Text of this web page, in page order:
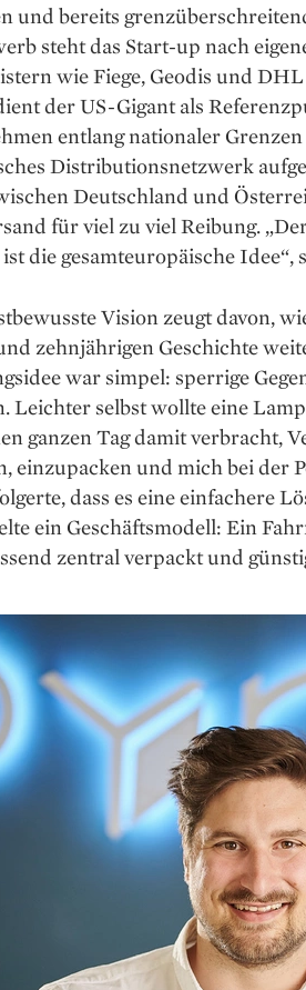
und bereits
steht das Start-up nach
wie Fiege, Geodis und
der US-Gigant als
entlang nationaler
Distributionsnetzwerk
Deutschland und
für viel zu viel Reibung.
die gesamteuropäische Idee“,
Vision zeugt davon,
zehnjährigen Geschichte
war simpel: sperrige
Leichter selbst wollte eine
ganzen Tag damit verbracht,
einzupacken und mich bei der
dass es eine einfachere
ein Geschäftsmodell: Ein
zentral verpackt und